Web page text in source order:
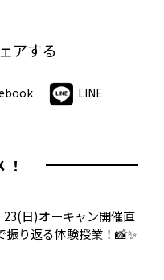
アする
LINE
23(日)オーキャン開催直
振り返る体験授業！📸✨